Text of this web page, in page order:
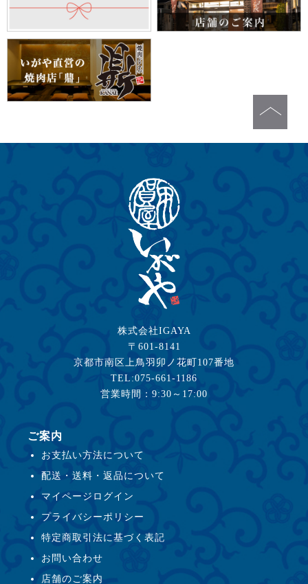
株式会社IGAYA
〒601-8141
京都市南区上鳥羽卯ノ花町107番地
TEL:075-661-1186
営業時間：9:30～17:00
ご案内
お支払い方法について
配送・送料・返品について
マイページログイン
プライバシーポリシー
特定商取引法に基づく表記
お問い合わせ
店舗のご案内